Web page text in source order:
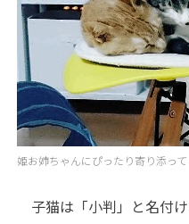
姫お姉ちゃんにぴったり寄り添って
子猫は「小判」と名付け